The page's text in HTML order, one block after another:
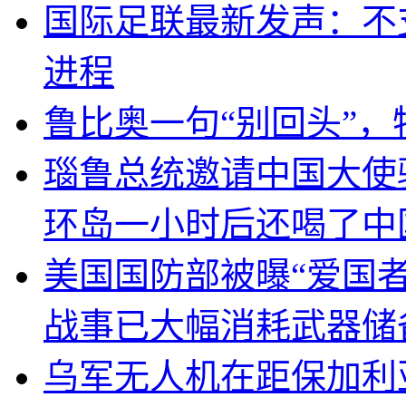
国际足联最新发声：
进程
鲁比奥一句“别回头”
瑙鲁总统邀请中国大
环岛一小时后还喝了
美国国防部被曝“爱国
战事已大幅消耗武器储
乌军无人机在距保加